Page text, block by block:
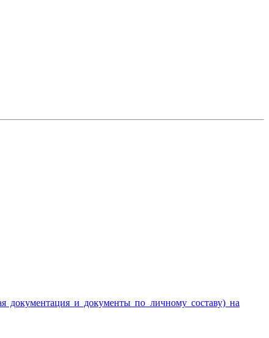
документация и документы по личному составу) на